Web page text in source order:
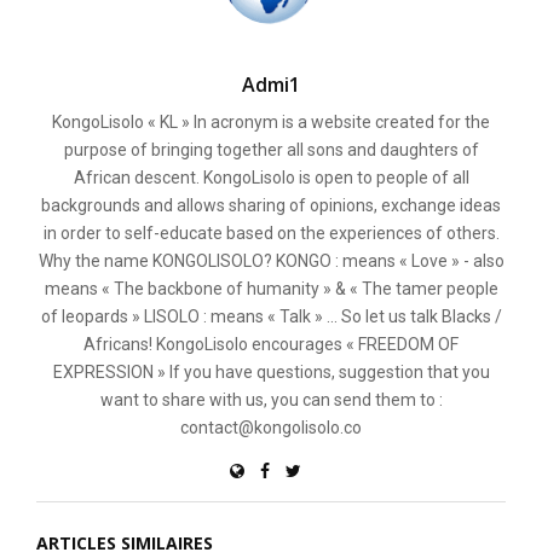
Admi1
KongoLisolo « KL » In acronym is a website created for the
purpose of bringing together all sons and daughters of
African descent. KongoLisolo is open to people of all
backgrounds and allows sharing of opinions, exchange ideas
in order to self-educate based on the experiences of others.
Why the name KONGOLISOLO? KONGO : means « Love » - also
means « The backbone of humanity » & « The tamer people
of leopards » LISOLO : means « Talk » ... So let us talk Blacks /
Africans! KongoLisolo encourages « FREEDOM OF
EXPRESSION » If you have questions, suggestion that you
want to share with us, you can send them to :
contact@kongolisolo.co
ARTICLES SIMILAIRES